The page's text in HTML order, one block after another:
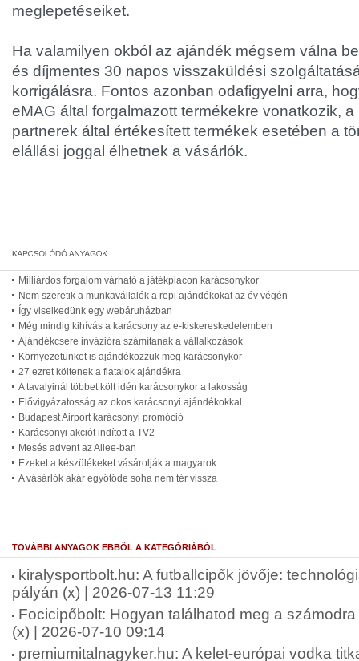
meglepetéseiket.
Ha valamilyen okból az ajándék mégsem válna
és díjmentes 30 napos visszaküldési
korrigálásra. Fontos azonban odafigyelni arra,
eMAG által forgalmazott termékekre vonatkozik,
partnerek által értékesített termékek esetében a
elállási joggal élhetnek a vásárlók.
Milliárdos forgalom várható a játékpiacon karácsonykor
Nem szeretik a munkavállalók a repi ajándékokat az év végén
Így viselkedünk egy webáruházban
Még mindig kihívás a karácsony az e-kiskereskedelemben
Ajándékcsere invázióra számítanak a vállalkozások
Környezetünket is ajándékozzuk meg karácsonykor
27 ezret költenek a fiatalok ajándékra
A tavalyinál többet költ idén karácsonykor a lakosság
Elővigyázatosság az okos karácsonyi ajándékokkal
Budapest Airport karácsonyi promóció
Karácsonyi akciót indított a TV2
Mesés advent az Allee-ban
Ezeket a készülékeket vásárolják a magyarok
A vásárlók akár egyötöde soha nem tér vissza
TOVÁBBI ANYAGOK EBBŐL A KATEGÓRIÁBÓL
kiralysportbolt.hu: A futballcipők jövője:
pályán (x) | 2026-07-13 11:29
Focicipőbolt: Hogyan találhatod meg a
(x) | 2026-07-10 09:14
premiumitalnagyker.hu: A kelet-európai vodka